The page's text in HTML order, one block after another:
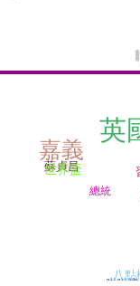
蘇貞昌
總統
世界盃
八點
嘉義
英